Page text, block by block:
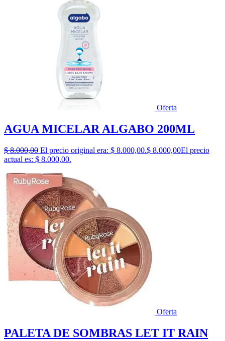
Oferta
AGUA MICELAR ALGABO 200ML
$8.000,00 El precio original era: $ 8.000,00.$ 8.000,00El precio
actual es: $ 8.000,00.
Oferta
PALETA DE SOMBRAS LET IT RAIN